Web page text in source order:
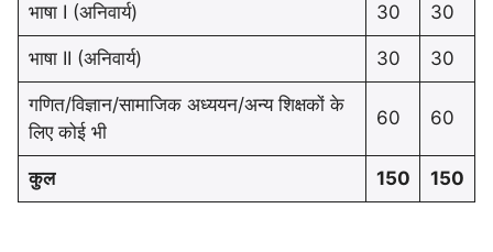
भाषा I (अनिवार्य) 30 30
भाषा II (अनिवार्य) 30 30
गणित/विज्ञान/सामाजिक अध्ययन/अन्य शिक्षकों के
लिए कोई भी
60 60
कुल 150 150